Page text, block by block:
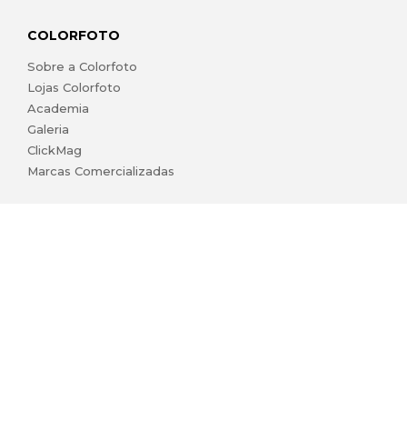
COLORFOTO
Sobre a Colorfoto
Lojas Colorfoto
Academia
Galeria
ClickMag
Marcas Comercializadas